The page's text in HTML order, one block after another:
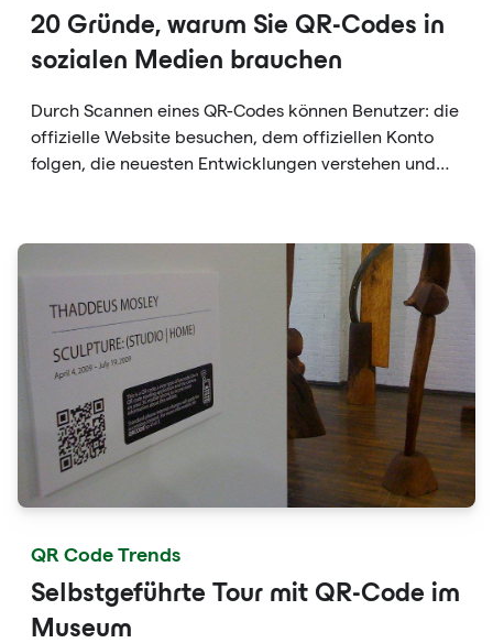
20 Gründe, warum Sie QR-Codes in
sozialen Medien brauchen
Durch Scannen eines QR-Codes können Benutzer: die
offizielle Website besuchen, dem offiziellen Konto
folgen, die neuesten Entwicklungen verstehen und
QR Code Trends
Selbstgeführte Tour mit QR-Code im
Museum